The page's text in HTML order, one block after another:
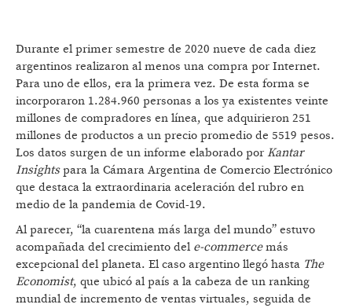
Durante el primer semestre de 2020 nueve de cada diez
argentinos realizaron al menos una compra por Internet.
Para uno de ellos, era la primera vez. De esta forma se
incorporaron 1.284.960 personas a los ya existentes veinte
millones de compradores en línea, que adquirieron 251
millones de productos a un precio promedio de 5519 pesos.
Los datos surgen de un informe elaborado por Kantar
Insightspara la Cámara Argentina de Comercio Electrónico
que destaca la extraordinaria aceleración del rubro en
medio de la pandemia de Covid-19.
Al parecer, “la cuarentena más larga del mundo” estuvo
acompañada del crecimiento del e-commercemás
excepcional del planeta. El caso argentino llegó hasta The
Economist, que ubicó al país a la cabeza de un ranking
mundial de incremento de ventas virtuales, seguida de